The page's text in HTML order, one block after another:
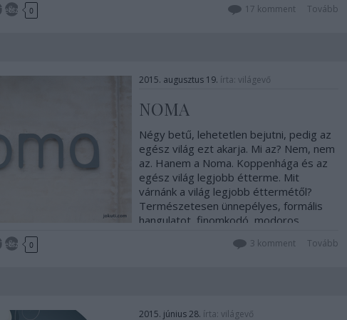
Tetszik 0 Tovább
17 komment
2015. augusztus 19. írta: világevő
NOMA
Négy betű, lehetetlen bejutni, pedig az
egész világ ezt akarja. Mi az? Nem, nem
az. Hanem a Noma. Koppenhága és az
egész világ legjobb étterme. Mit
várnánk a világ legjobb éttermétől?
Természetesen ünnepélyes, formális
hangulatot, finomkodó, modoros
Tetszik 0 Tovább
3 komment
2015. június 28. írta: világevő